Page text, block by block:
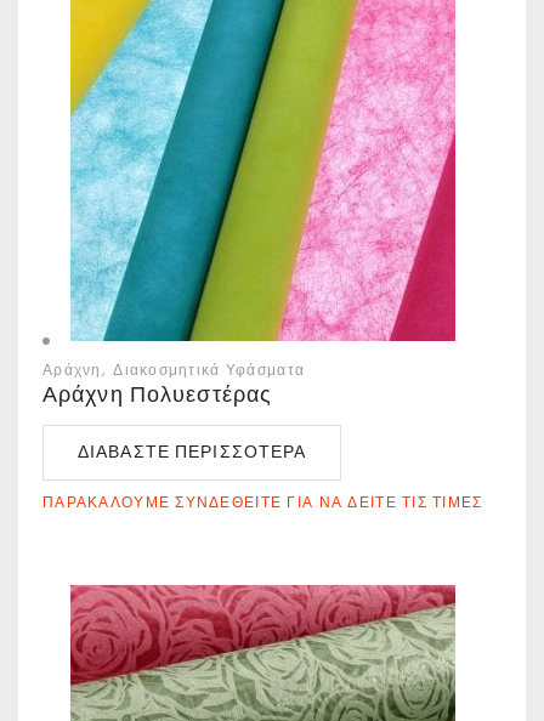
Αράχνη Διακοσμητικά Υφάσματα
Αράχνη Πολυεστέρας
ΔΙΑΒΆΣΤΕ ΠΕΡΙΣΣΌΤΕΡΑ
ΠΑΡΑΚΑΛΟΎΜΕ ΣΥΝΔΕΘΕΊΤΕ ΓΙΑ ΝΑ ΔΕΊΤΕ ΤΙΣ ΤΙΜΈΣ